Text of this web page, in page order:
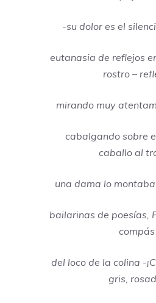
-su dolor es el silencio
eutanasia de reflejos
rostro –
mirando muy
cabalgando sobre el
caballo al
una dama lo montaba,
bailarinas de poesías,
compás
del loco de la colina -
gris,